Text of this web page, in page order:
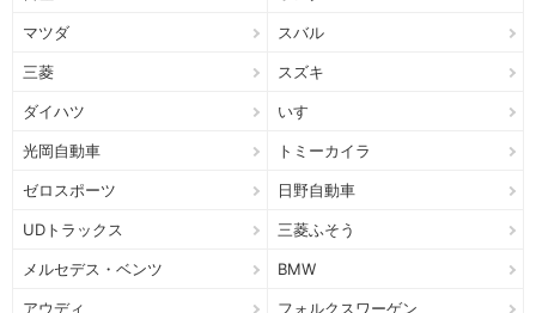
マツダ スバル
三菱 スズキ
ダイハツ いすゞ
光岡自動車 トミーカイラ
ゼロスポーツ 日野自動車
UDトラックス 三菱ふそう
メルセデス・ベンツ BMW
アウディ フォルクスワーゲン